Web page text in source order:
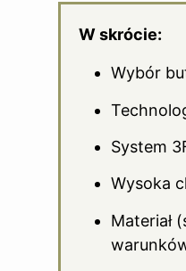
W skrócie:
Wybór
System
Wysoka
Materiał